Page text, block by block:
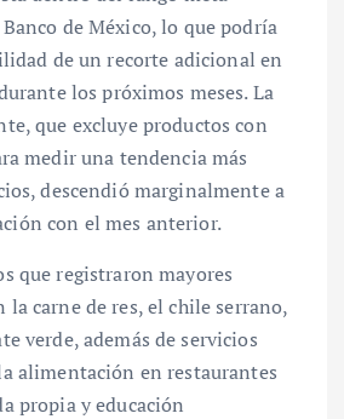
de México, lo que podría
de un recorte adicional en
los próximos meses. La
que excluye productos con
medir una tendencia más
descendió marginalmente a
con el mes anterior.
que registraron mayores
carne de res, el chile serrano,
verde, además de servicios
alimentación en restaurantes
propia y educación